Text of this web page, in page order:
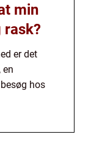
min
er det
en
hos